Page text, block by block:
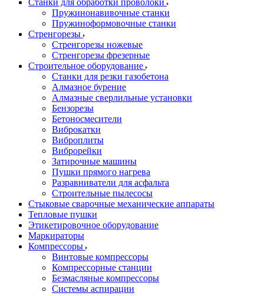
Станки для обработки проволоки
Пружинонавивочные станки
Пружиноформовочные станки
Стренгорезы
Стренгорезы ножевые
Стренгорезы фрезерные
Строительное оборудование
Станки для резки газобетона
Алмазное бурение
Алмазные сверлильные установки
Бензорезы
Бетоносмесители
Виброкатки
Виброплиты
Виброрейки
Затирочные машины
Пушки прямого нагрева
Разравниватели для асфальта
Строительные пылесосы
Стыковые сварочные механические аппараты
Тепловые пушки
Этикетировочное оборудование
Маркираторы
Компрессоры
Винтовые компрессоры
Компрессорные станции
Безмасляные компрессоры
Системы аспирации